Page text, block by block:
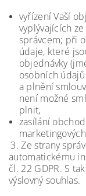
vyřízení Vaší
vyplývajících
správcem; při
údaje, které
objednávky
osobních
a plnění
není možné
plnit,
zasílání
3. Ze strany
automatickému
čl. 22 GDPR. S
výslovný souhlas.